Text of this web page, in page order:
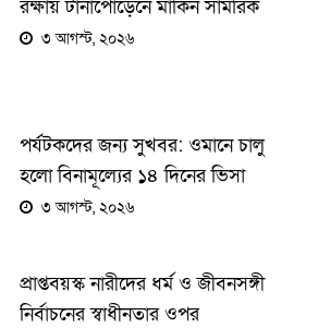
রক্ষায় টানাপোড়েনে মার্কিন সামরিক
বাহিনী৩ আগস্ট, ২০২৬
পর্যটকদের জন্য সুখবর: ওমানে চালু
হলো বিনামূল্যের ১৪ দিনের ভিসা
৩ আগস্ট, ২০২৬
প্রাপ্তবয়স্ক নারীদের ধর্ম ও জীবনসঙ্গী
নির্বাচনের স্বাধীনতার ওপর